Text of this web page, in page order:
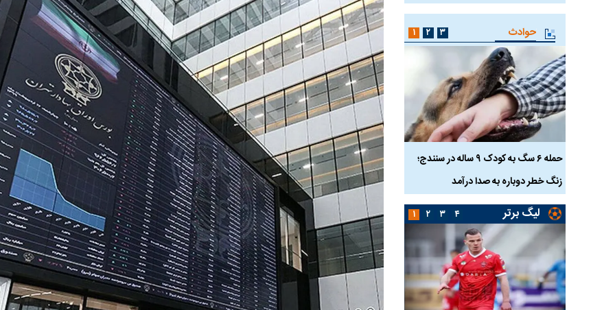
حوادث
حمله ۶ سگ به کودک ۹ ساله در سنندج؛
زنگ خطر دوباره به صدا درآمد
واژگونی مرگبار سمند در اصفهان | ۴ نفر
کشته شدند
عکس| ماجرای کشف جسد ناشناس که
توسط حیوانات خورده شد
زنگ خطر دوباره
۱ ۲ ۳
لیگ برتر ۱ ۲ ۳ ۴